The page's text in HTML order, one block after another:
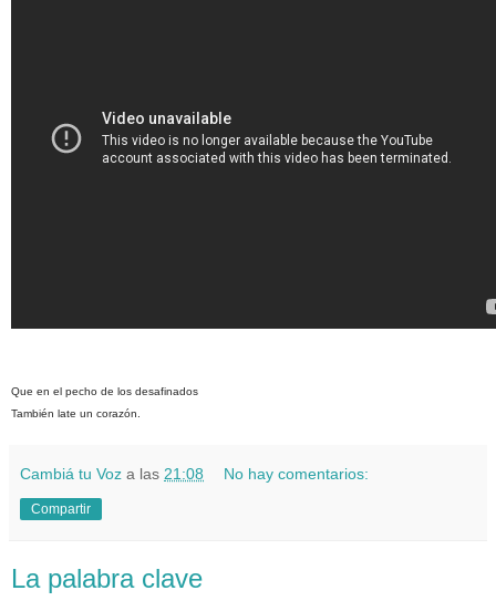
Que en el pecho de los desafinados
También late un corazón.
Cambiá tu Voz a las 21:08 No hay comentarios:
Compartir
La palabra clave